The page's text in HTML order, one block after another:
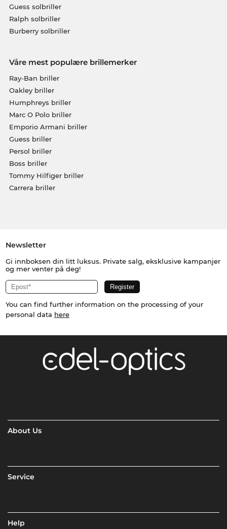
Guess solbriller
Ralph solbriller
Burberry solbriller
Våre mest populære brillemerker
Ray-Ban briller
Oakley briller
Humphreys briller
Marc O Polo briller
Emporio Armani briller
Guess briller
Persol briller
Boss briller
Tommy Hilfiger briller
Carrera briller
Newsletter
Gi innboksen din litt luksus. Private salg, eksklusive kampanjer
og mer venter på deg!
You can find further information on the processing of your
personal data here
About Us
Service
Help